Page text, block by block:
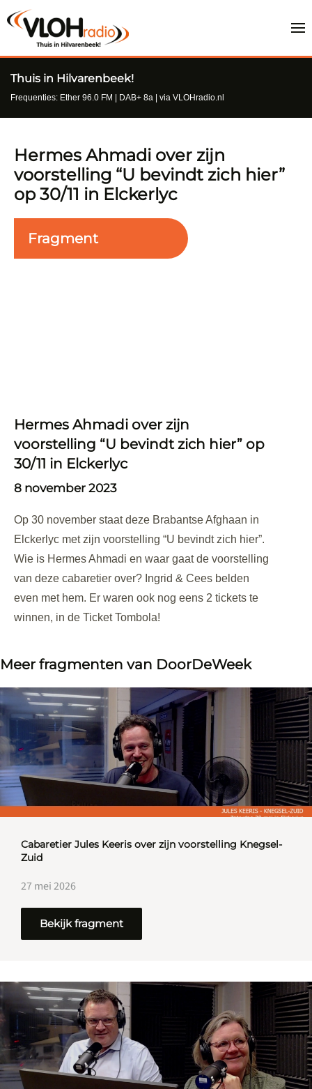
Thuis in Hilvarenbeek!
Frequenties: Ether 96.0 FM | DAB+ 8a | via VLOHradio.nl
Hermes Ahmadi over zijn
voorstelling “U bevindt zich hier”
op 30/11 in Elckerlyc
Fragment
Hermes Ahmadi over zijn
voorstelling “U bevindt zich hier” op
30/11 in Elckerlyc
8 november 2023
Op 30 november staat deze Brabantse Afghaan in
Elckerlyc met zijn voorstelling “U bevindt zich hier”.
Wie is Hermes Ahmadi en waar gaat de voorstelling
van deze cabaretier over? Ingrid & Cees belden
even met hem. Er waren ook nog eens 2 tickets te
winnen, in de Ticket Tombola!
Meer fragmenten van DoorDeWeek
Cabaretier Jules Keeris over zijn voorstelling Knegsel-
Zuid
27 mei 2026
Bekijk fragment